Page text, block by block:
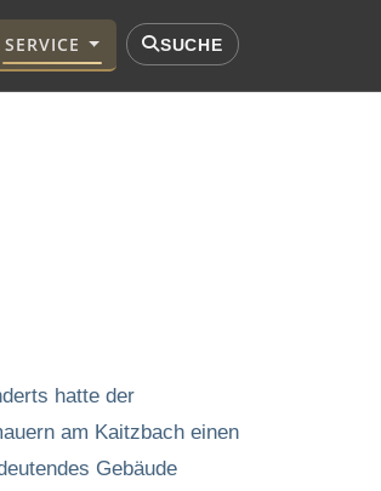
SERVICE SUCHE
hatte der
am Kaitzbach einen
Gebäude